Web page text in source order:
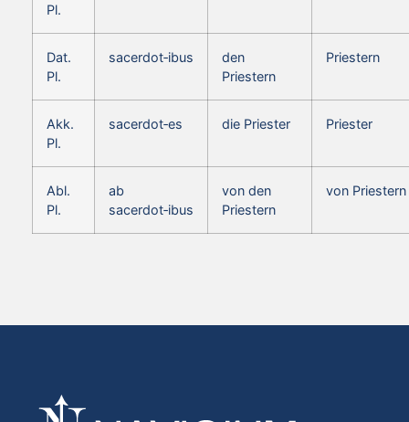
Pl.
Dat.
Pl.
sacerdot‑ibus
den
Priestern
Priestern
Akk.
Pl.
sacerdot‑es die Priester Priester
Abl.
Pl.
ab
sacerdot‑ibus
von den
Priestern
von Priestern